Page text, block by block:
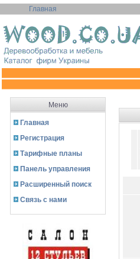
Главная
Меню
Главная
Регистрация
Тарифные планы
Панель управления
Расширенный поиск
Связь с нами